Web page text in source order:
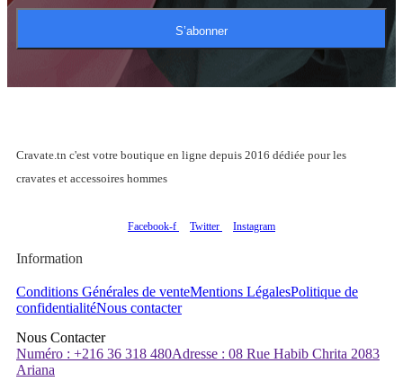
S’abonner
Cravate.tn c'est votre boutique en ligne depuis 2016 dédiée pour les
cravates et accessoires hommes
Facebook-f Twitter Instagram
Information
Conditions Générales de venteMentions LégalesPolitique de
confidentialitéNous contacter
Nous Contacter
Numéro : +216 36 318 480Adresse : 08 Rue Habib Chrita 2083
Ariana